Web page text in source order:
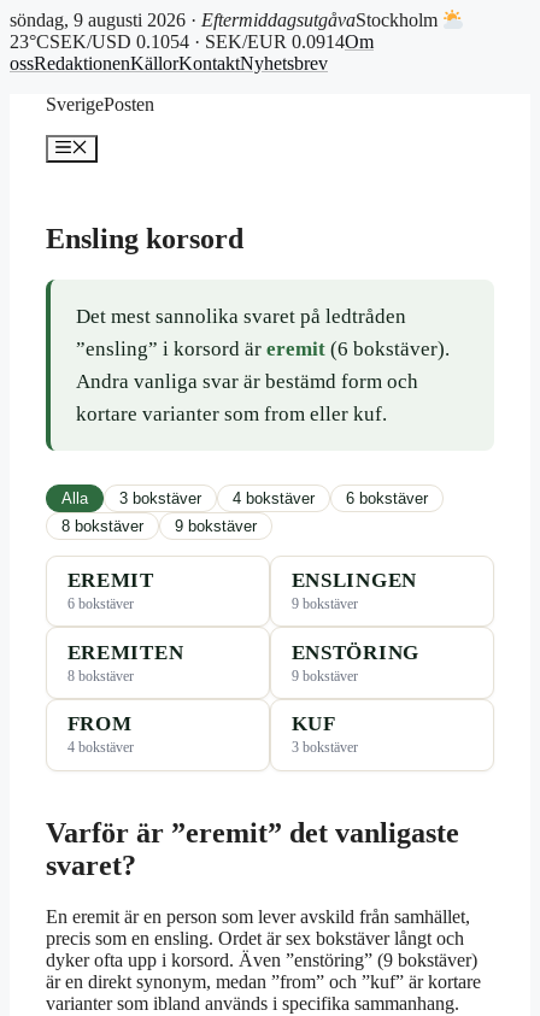
söndag, 9 augusti 2026 · EftermiddagsutgåvaStockholm
23°CSEK/USD 0.1054 · SEK/EUR 0.0914Om
ossRedaktionenKällorKontaktNyhetsbrev
SverigePosten
Meny
Ensling korsord
Det mest sannolika svaret på ledtråden
”ensling” i korsord är eremit(6 bokstäver).
Andra vanliga svar är bestämd form och
kortare varianter som from eller kuf.
Alla 3 bokstäver 4 bokstäver
6 bokstäver
8 bokstäver
9 bokstäver
EREMIT
6 bokstäver
ENSLINGEN
9 bokstäver
EREMITEN
8 bokstäver
ENSTÖRING
9 bokstäver
FROM
4 bokstäver
KUF
3 bokstäver
Varför är ”eremit” det vanligaste
svaret?
En eremit är en person som lever avskild från samhället,
precis som en ensling. Ordet är sex bokstäver långt och
dyker ofta upp i korsord. Även ”enstöring” (9 bokstäver)
är en direkt synonym, medan ”from” och ”kuf” är kortare
varianter som ibland används i specifika sammanhang.